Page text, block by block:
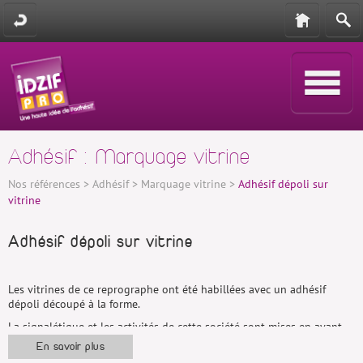
Adhésif : Marquage vitrine
Nos références > Adhésif> Marquage vitrine > Adhésif dépoli sur
vitrine
Adhésif dépoli sur vitrine
Les vitrines de ce reprographe ont été habillées avec un adhésif
dépoli découpé à la forme.
La signalétique et les activités de cette société sont mises en avant
avec une impression numérique sur adhésif redécoupé à la forme de
panneau de signalétique.
En savoir plus